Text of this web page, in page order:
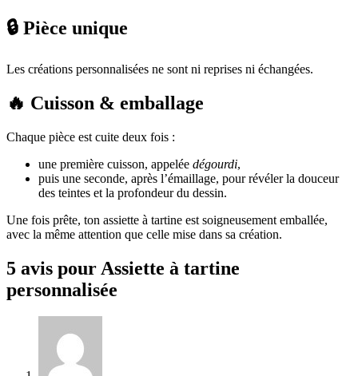
🔒 Pièce unique
Les créations personnalisées ne sont ni reprises ni échangées.
🔥 Cuisson & emballage
Chaque pièce est cuite deux fois :
une première cuisson, appelée dégourdi,
puis une seconde, après l’émaillage, pour révéler la douceur
des teintes et la profondeur du dessin.
Une fois prête, ton assiette à tartine est soigneusement emballée,
avec la même attention que celle mise dans sa création.
5 avis pour Assiette à tartine
personnalisée